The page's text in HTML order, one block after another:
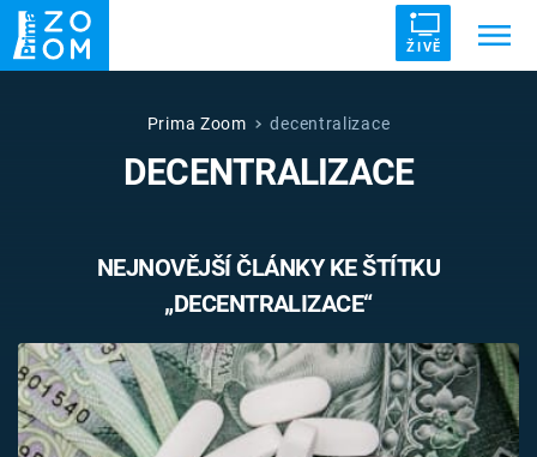
ŽIVĚ
ZRÁDCI UFO DRUHÁ SVĚTOVÁ VÁLKA
VETŘELCI DÁVNOVĚKU
Témata
Pořady
Prima Zoom decentralizace
DECENTRALIZACE
NEJNOVĚJŠÍ ČLÁNKY KE ŠTÍTKU
„DECENTRALIZACE“